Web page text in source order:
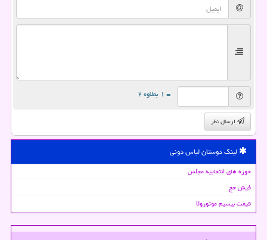
= ۱ بعلاوه ۲
ارسال نظر
لینک دوستان لباس دونی
حوزه های انتخابیه مجلس
فیش حج
قیمت بیسیم موتورولا